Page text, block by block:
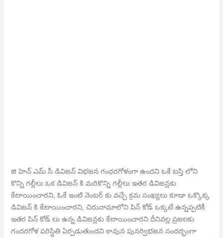
జి హెచ్ ఎమ్ సీ డివిజన్ విభజన గంధరగోళంగా ఉందని ఒకే బస్తి లోని
కొన్ని గల్లీలు ఒక డివిజన్ కి మరికొన్ని గల్లీలు ఇతర డివిజన్లకు
కేటాయించారని, ఓకే ఇంటి నెంబర్ కు వచ్చే క్రమ సంఖ్యలు కూడా ఒక్కొక్క
డివిజన్ కి కేటాయించారని, చిరునామాలోని పిన్ కోడ్ ఒక్కటే ఉన్నప్పటికీ
ఇతర పిన్ కోడ్ లు ఉన్న డివిజన్లకు కేటాయించారని దీనివల్ల ప్రజలకు
గందరగోళ పరిస్థితి ఏర్పడుతుందని కావున పునర్విభజన సందర్భంగా